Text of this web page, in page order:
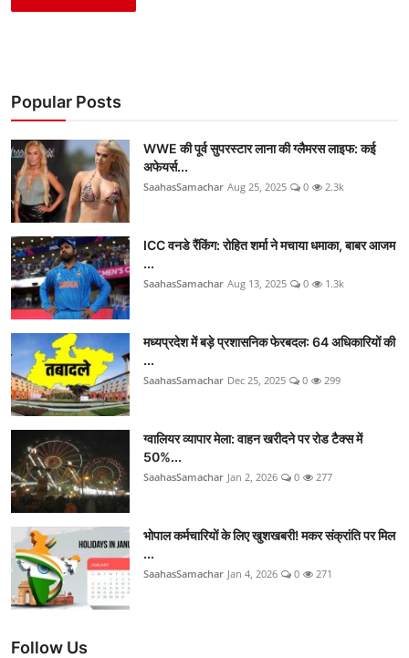
Popular Posts
WWE की पूर्व सुपरस्टार लाना की ग्लैमरस लाइफ: कई
अफेयर्स...
SaahasSamachar Aug 25, 2025 0 2.3k
ICC वनडे रैंकिंग: रोहित शर्मा ने मचाया धमाका, बाबर आजम
...
SaahasSamachar Aug 13, 2025 0 1.3k
मध्यप्रदेश में बड़े प्रशासनिक फेरबदल: 64 अधिकारियों की
...
SaahasSamachar Dec 25, 2025 0 299
ग्वालियर व्यापार मेला: वाहन खरीदने पर रोड टैक्स में
50%...
SaahasSamachar Jan 2, 2026 0 277
भोपाल कर्मचारियों के लिए खुशखबरी! मकर संक्रांति पर मिल
...
SaahasSamachar Jan 4, 2026 0 271
Follow Us